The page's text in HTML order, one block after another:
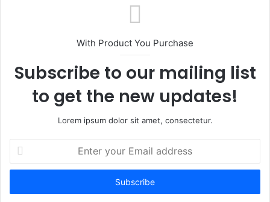
s
i
e
With Product You Purchase
Subscribe to our mailing list
to get the new updates!
Lorem ipsum dolor sit amet, consectetur.
t
r